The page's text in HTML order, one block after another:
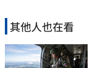
其他人也在看